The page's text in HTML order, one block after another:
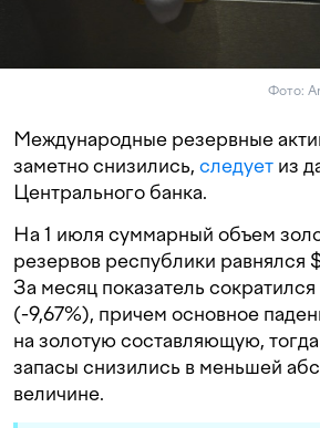
Фото:
Международные резервные
заметно снизились, следует из
Центрального банка.
На 1 июля суммарный объем
резервов республики равнялся
За месяц показатель
(-9,67%), причем основное
на золотую составляющую,
запасы снизились в меньшей
величине.